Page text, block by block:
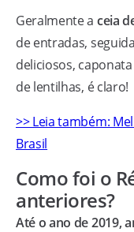
Geralmente a ceia
de entradas,
deliciosos,
de lentilhas, é claro!
>> Leia também:
Brasil
Como foi o
anteriores?
Até o ano de 2019,